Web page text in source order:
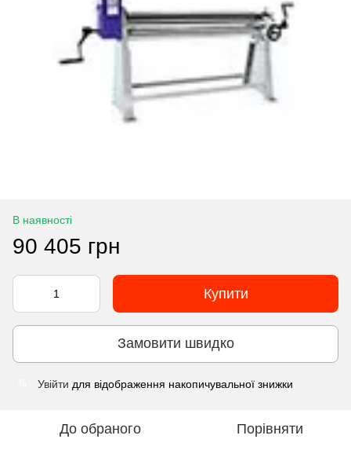
В наявності
90 405 грн
Купити
Замовити швидко
Увійти для відображення накопичувальної знижки
До обраного Порівняти